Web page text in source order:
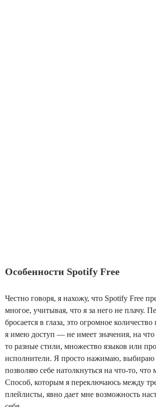
Особенности Spotify Free
Честно говоря, я нахожу, что Spotify Free
многое, учитывая, что я за него не плачу.
бросается в глаза, это огромное
я имею доступ — не имеет значения, на что
то разные стили, множество языков или
исполнители. Я просто нажимаю, выбираю
позволяю себе натолкнуться на что-то, что
Способ, которым я переключаюсь между
плейлисты, явно дает мне возможность